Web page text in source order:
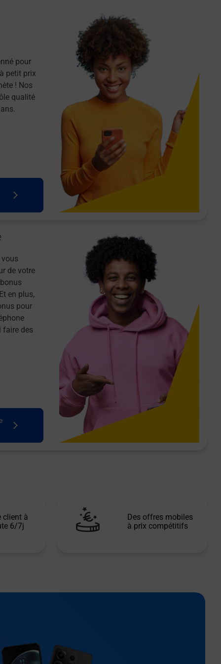
pour
petit prix
! Nos
qualité
vous
de votre
en plus,
pour
faire des
client à
6/7j
Des offres mobiles
à prix compétitifs